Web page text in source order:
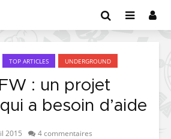
TOP ARTICLES UNDERGROUND
: un projet
a besoin d’aide
2015
4 commentaires